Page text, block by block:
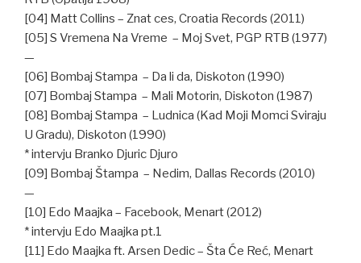
[04] Matt Collins – Znat ces, Croatia Records (2011)
[05] S Vremena Na Vreme ‎– Moj Svet, PGP RTB (1977)
—
[06] Bombaj Stampa ‎– Da li da, Diskoton (1990)
[07] Bombaj Stampa ‎– Mali Motorin, Diskoton (1987)
[08] Bombaj Stampa ‎– Ludnica (Kad Moji Momci Sviraju
U Gradu), Diskoton (1990)
* intervju Branko Djuric Djuro
[09] Bombaj Štampa ‎– Nedim, Dallas Records (2010)
—
[10] Edo Maajka – Facebook, Menart (2012)
* intervju Edo Maajka pt.1
[11] Edo Maajka ft. Arsen Dedic – Šta Će Reć, Menart